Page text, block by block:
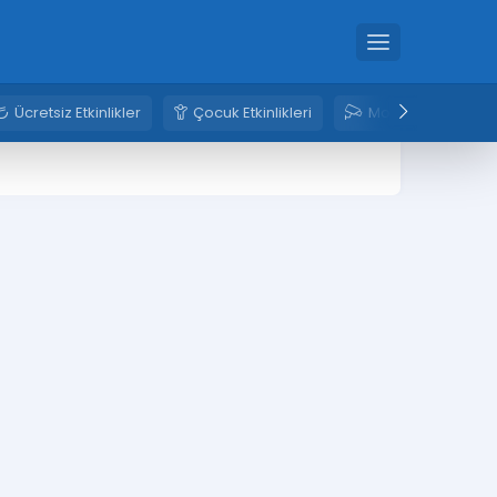
Ücretsiz Etkinlikler Çocuk Etkinlikleri Mobese